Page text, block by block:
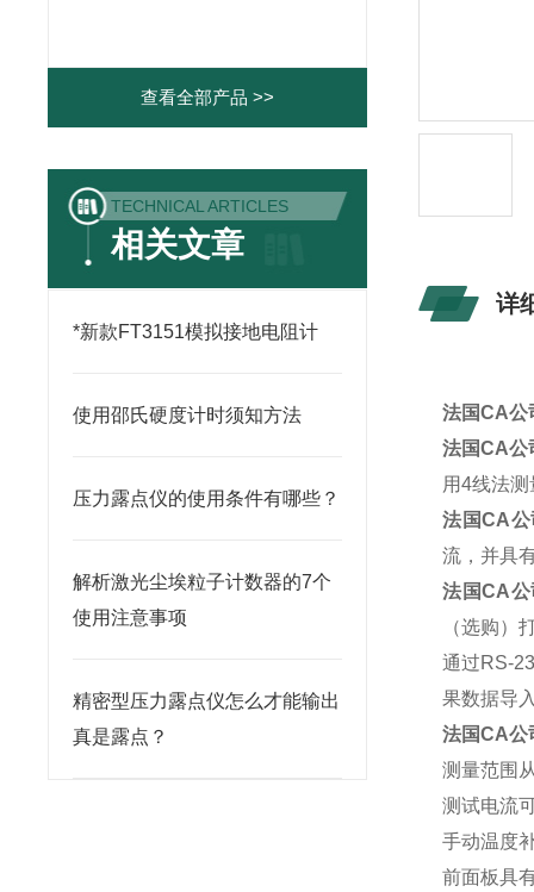
查看全部产品 >>
TECHNICAL ARTICLES
相关文章
*新款FT3151模拟接地电阻计
使用邵氏硬度计时须知方法
压力露点仪的使用条件有哪些？
解析激光尘埃粒子计数器的7个
使用注意事项
精密型压力露点仪怎么才能输出
真是露点？
详
法国CA公
法国CA公
用4线法
法国CA
流，并具
法国CA
（选购）
通过RS-
果数据导
法国CA公
测量范围
测试电流
手动温度
前面板具